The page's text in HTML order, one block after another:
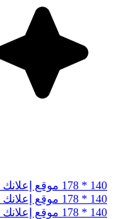
موقع إعلانك 178 * 140
موقع إعلانك 178 * 140
موقع إعلانك 178 * 140